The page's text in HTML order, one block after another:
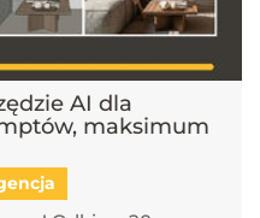
AI dla
maksimum